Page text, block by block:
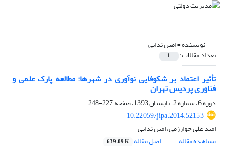
نویسنده =امین ندایی
تعداد مقالات: 1
تأثیر اعتماد بر شکوفایی نوآوری در شهرها: مطالعه پارک علمی و
فناوری پردیس تهران
دوره 6، شماره 2، تابستان 1393، صفحه
227-248
10.22059/jipa.2014.52153
امید علی خوارزمی، امین ندایی
مشاهده مقاله
اصل مقاله 639.09 K